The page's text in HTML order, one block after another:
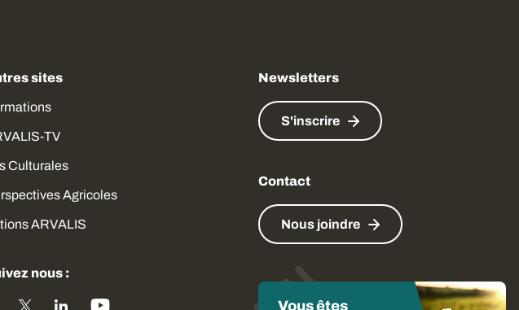
sites
TV
Culturales
Agricoles
ARVALIS
nous :
Newsletters
S'inscrire
Contact
Nous joindre
Vous êtes